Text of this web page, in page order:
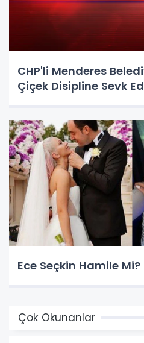
CHP'li Menderes
Çiçek Disipline Sevk
Ece Seçkin Hamile Mi?
Çok Okunanlar